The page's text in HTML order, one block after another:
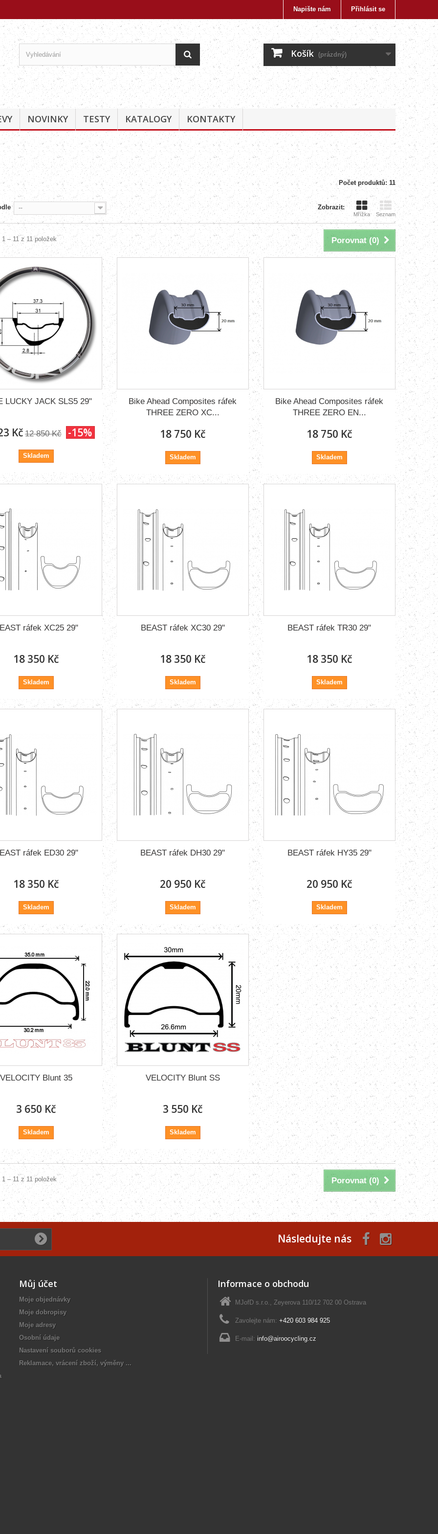
Přihlásit se
Napište nám
Košík (prázdný)
NOVINKY TESTY KATALOGY KONTAKTY
Počet produktů: 11
Zobrazit:
Mřížka Seznam
--
Porovnat (0)
1 – 11 z 11 položek
LUCKY JACK SLS5 29"
Kč 12 850 Kč -15%
Skladem
Bike Ahead Composites ráfek
THREE ZERO XC...
18 750 Kč
Skladem
Bike Ahead Composites ráfek
THREE ZERO EN...
18 750 Kč
Skladem
ráfek XC25 29"
18 350 Kč
Skladem
BEAST ráfek XC30 29"
18 350 Kč
Skladem
BEAST ráfek TR30 29"
18 350 Kč
Skladem
ráfek ED30 29"
18 350 Kč
Skladem
BEAST ráfek DH30 29"
20 950 Kč
Skladem
BEAST ráfek HY35 29"
20 950 Kč
Skladem
VELOCITY Blunt 35
3 650 Kč
Skladem
VELOCITY Blunt SS
3 550 Kč
Skladem
Porovnat (0)
1 – 11 z 11 položek
Následujte nás
Můj účet
Moje objednávky
Moje dobropisy
Moje adresy
Osobní údaje
Nastavení souborů cookies
Reklamace, vrácení zboží, výměny ...
Informace o obchodu
MJofD s.r.o., Zeyerova 110/12 702 00 Ostrava
Zavolejte nám: +420 603 984 925
E-mail: info@airoocycling.cz